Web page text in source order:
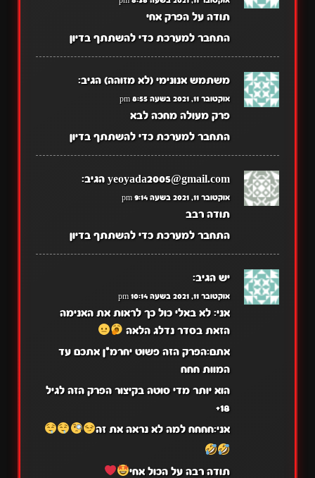
תודה על הפרק אחי
התחבר למערכת כדי להשתתף בדיון
משתמש אנונימי (לא מזוהה) הגיב:
אוקטובר 11, 2021 בשעה 8:55 pm
פרק מעולה מחכה לבא
התחבר למערכת כדי להשתתף בדיון
yeoyada2005@gmail.com הגיב:
אוקטובר 11, 2021 בשעה 9:14 pm
תודה רבב
התחבר למערכת כדי להשתתף בדיון
יש הגיב:
אוקטובר 11, 2021 בשעה 10:14 pm
אני: לא באלי כול כך לראות את האנימה
הזאת בסדר נדלג הלאה
אתם:הפרק הזה פשוט יחרמ*ן אתכם עד
המוות חחח
הוא יותר מדי סוטה בקיצור הפרק הזה לגיל
18+
אני:חחחח למה לא נראה את זה
תודה רבה על הכול אחי